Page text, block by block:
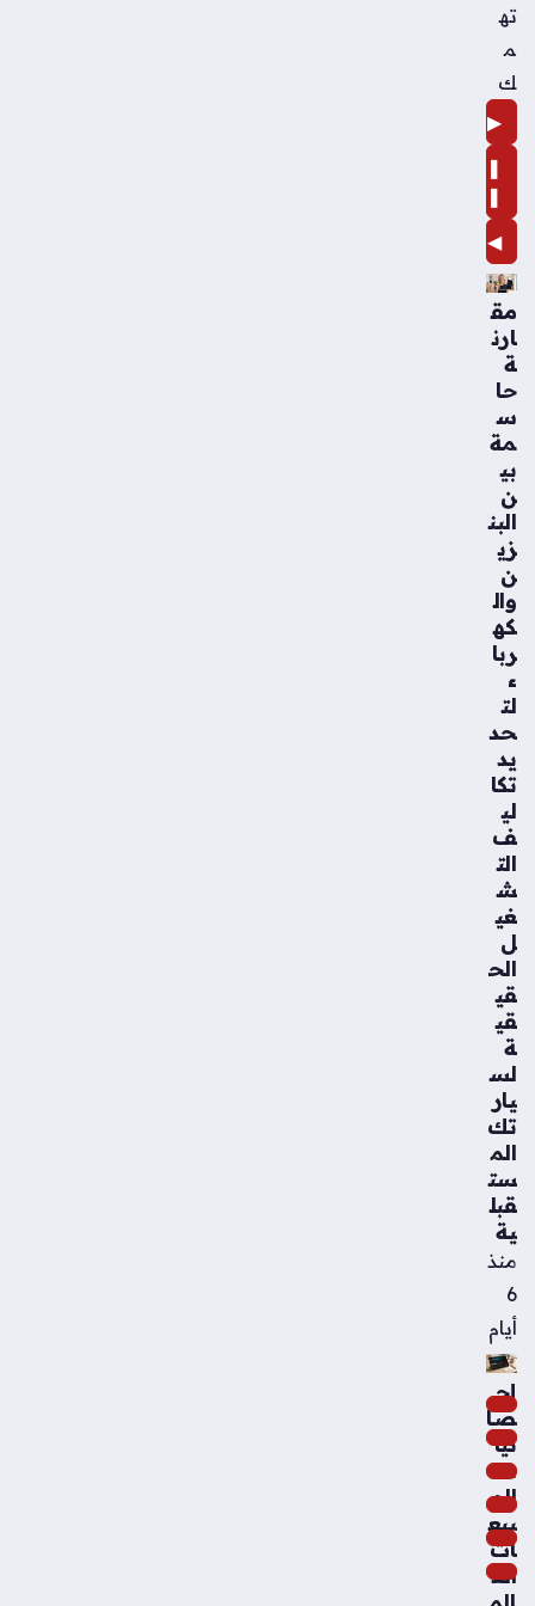
ته
م
ك
▶
❚
❚
◀
مق
ارن
ة
حا
س
مة
بي
ن
البن
زي
ن
وال
كه
ربا
ء
لت
حد
يد
تكا
لي
ف
الت
ش
غي
ل
الح
قي
قي
ة
لس
يار
تك
الم
ست
قبل
ية
منذ
6
أيام
إح
صا
ئيا
ت
الم
بيع
ات
الع